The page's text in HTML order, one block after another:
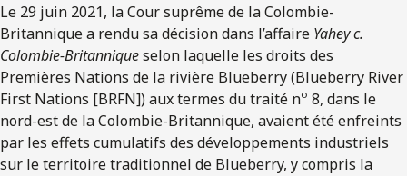
Le 29 juin 2021, la Cour suprême de la Colombie-
Britannique a rendu sa décision dans l’affaire Yahey c.
Colombie-Britanniqueselon laquelle les droits des
Premières Nations de la rivière Blueberry (Blueberry River
First Nations [BRFN]) aux termes du traité no 8, dans le
nord-est de la Colombie-Britannique, avaient été enfreints
par les effets cumulatifs des développements industriels
sur le territoire traditionnel de Blueberry, y compris la